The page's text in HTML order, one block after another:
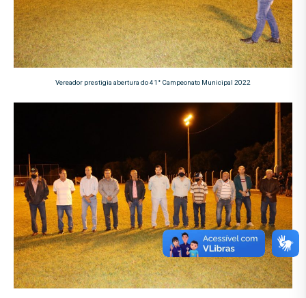
Vereador prestigia abertura do 41° Campeonato Municipal 2022